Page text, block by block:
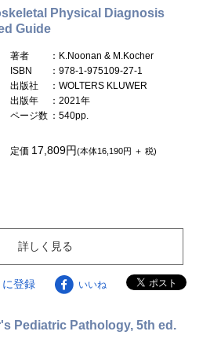
Physical Diagnosis
Guide
著者
：K.Noonan & M.Kocher
ISBN
：978-1-975109-27-1
出版社
：WOLTERS KLUWER
出版年
：2021年
ページ数 ：540pp.
定価 17,809円(本体16,190円 ＋ 税)
詳しく見る
登録 いいね
Pediatric Pathology, 5th ed.